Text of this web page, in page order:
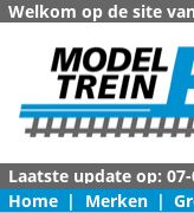
Welkom op de site
Home | Merken |